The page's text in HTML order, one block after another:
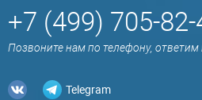
+7 (499) 705-82-
Позвоните нам по телефону,
Telegram